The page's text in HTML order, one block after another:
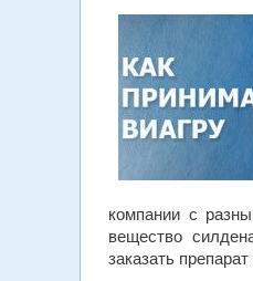
компании с
вещество
заказать